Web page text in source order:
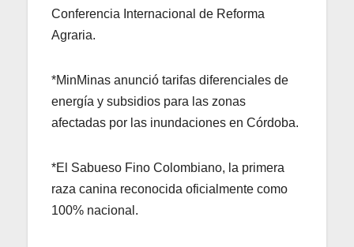
Conferencia Internacional de Reforma
Agraria.
*MinMinas anunció tarifas diferenciales de
energía y subsidios para las zonas
afectadas por las inundaciones en Córdoba.
*El Sabueso Fino Colombiano, la primera
raza canina reconocida oficialmente como
100% nacional.